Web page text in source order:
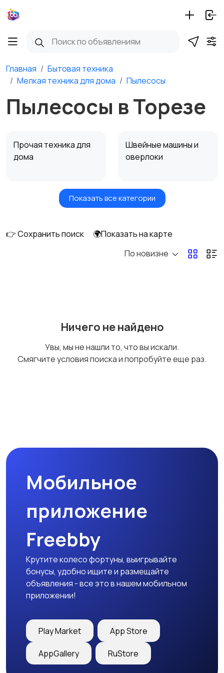
Главная
Бытовая техника
Мелкая техника для дома
Пылесосы
Пылесосы в Торезе
Прочая техника для
дома
Швейные машины и
оверлоки
Пылесосы
Показать все категории
👉 Сохранить поиск
🌍Показать на карте
По новизне
Ничего не найдено
Увы, мы не нашли то, что вы искали.
Смягчите условия поиска и попробуйте еще раз.
Мобильное
приложение
Freebby
Крутите колесо фортуны, выигрывайте
бонусы, удобно ищите и размещайте
объявления - все это в нашем мобильном
приложении!
Play Market App Store
AppGallery RuStore